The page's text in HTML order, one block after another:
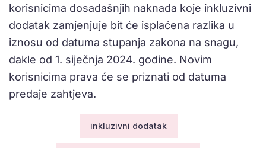
korisnicima dosadašnjih naknada koje inkluzivni
dodatak zamjenjuje bit će isplaćena razlika u
iznosu od datuma stupanja zakona na snagu,
dakle od 1. siječnja 2024. godine. Novim
korisnicima prava će se priznati od datuma
predaje zahtjeva.
inkluzivni dodatak